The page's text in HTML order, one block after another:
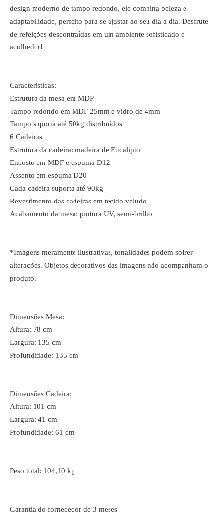
design moderno de tampo redondo, ele combina beleza e
adaptabilidade, perfeito para se ajustar ao seu dia a dia. Desfrute
de refeições descontraídas em um ambiente sofisticado e
acolhedor!
Características:
Estrutura da mesa em MDP
Tampo redondo em MDF 25mm e vidro de 4mm
Tampo suporta até 50kg distribuídos
6 Cadeiras
Estrutura da cadeira: madeira de Eucalipto
Encosto em MDF e espuma D12
Assento em espuma D20
Cada cadeira suporta até 90kg
Revestimento das cadeiras em tecido veludo
Acabamento da mesa: pintura UV, semi-brilho
*Imagens meramente ilustrativas, tonalidades podem sofrer
alterações. Objetos decorativos das imagens não acompanham o
produto.
Dimensões Mesa:
Altura: 78 cm
Largura: 135 cm
Profundidade: 135 cm
Dimensões Cadeira:
Altura: 101 cm
Largura: 41 cm
Profundidade: 61 cm
Peso total: 104,10 kg
Garantia do fornecedor de 3 meses